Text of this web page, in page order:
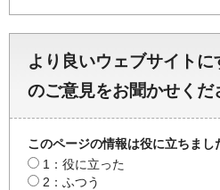
より良いウェブサイトに
のご意見をお聞かせくだ
このページの情報は役に立ちまし
1：役に立った
2：ふつう